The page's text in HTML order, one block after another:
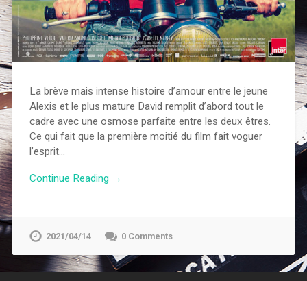
La brève mais intense histoire d’amour entre le jeune
Alexis et le plus mature David remplit d’abord tout le
cadre avec une osmose parfaite entre les deux êtres.
Ce qui fait que la première moitié du film fait voguer
l’esprit…
Continue Reading →
2021/04/14 0 Comments